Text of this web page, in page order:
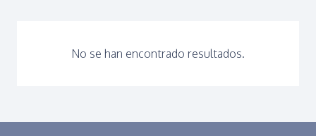
No se han encontrado resultados.